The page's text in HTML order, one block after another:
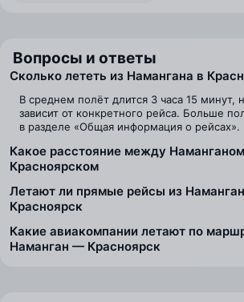
Вопросы и ответы
Сколько лететь из Намангана в
В среднем полёт длится 3 часа 15 минут,
зависит от конкретного рейса. Больше
в разделе «Общая информация о рейсах».
Какое расстояние между
Красноярском
Летают ли прямые рейсы из
Красноярск
Какие авиакомпании летают по
Наманган — Красноярск